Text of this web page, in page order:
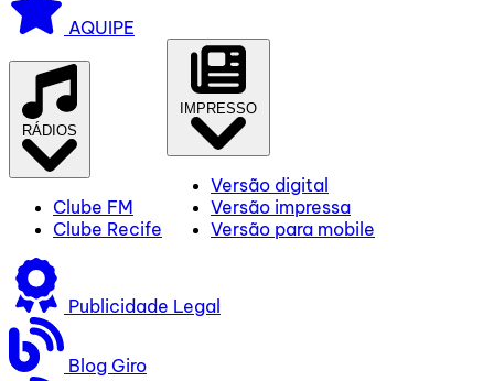
AQUIPE
RÁDIOS
Clube FM
Clube Recife
IMPRESSO
Versão digital
Versão impressa
Versão para mobile
Publicidade Legal
Blog Giro